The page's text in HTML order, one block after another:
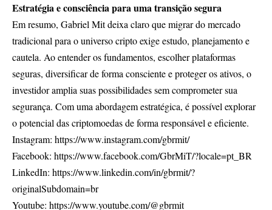
Estratégia e consciência para uma transição segura
Em resumo, Gabriel Mit deixa claro que migrar do mercado
tradicional para o universo cripto exige estudo, planejamento e
cautela. Ao entender os fundamentos, escolher plataformas
seguras, diversificar de forma consciente e proteger os ativos, o
investidor amplia suas possibilidades sem comprometer sua
segurança. Com uma abordagem estratégica, é possível explorar
o potencial das criptomoedas de forma responsável e eficiente.
Instagram: https://www.instagram.com/gbrmit/
Facebook: https://www.facebook.com/GbrMiT/?locale=pt_BR
LinkedIn: https://www.linkedin.com/in/gbrmit/?
originalSubdomain=br
Youtube: https://www.youtube.com/@gbrmit